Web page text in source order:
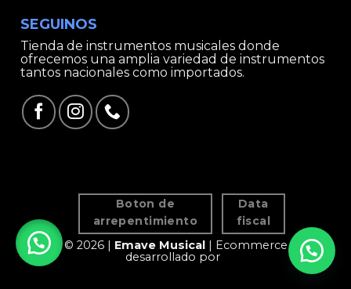
SEGUINOS
Tienda de instrumentos musicales donde
ofrecemos una amplia variedad de instrumentos
tantos nacionales como importados.
Boton de
arrepentimiento
Data
fiscal
© 2026 | Emave Musical
| Ecommerce
desarrollado por